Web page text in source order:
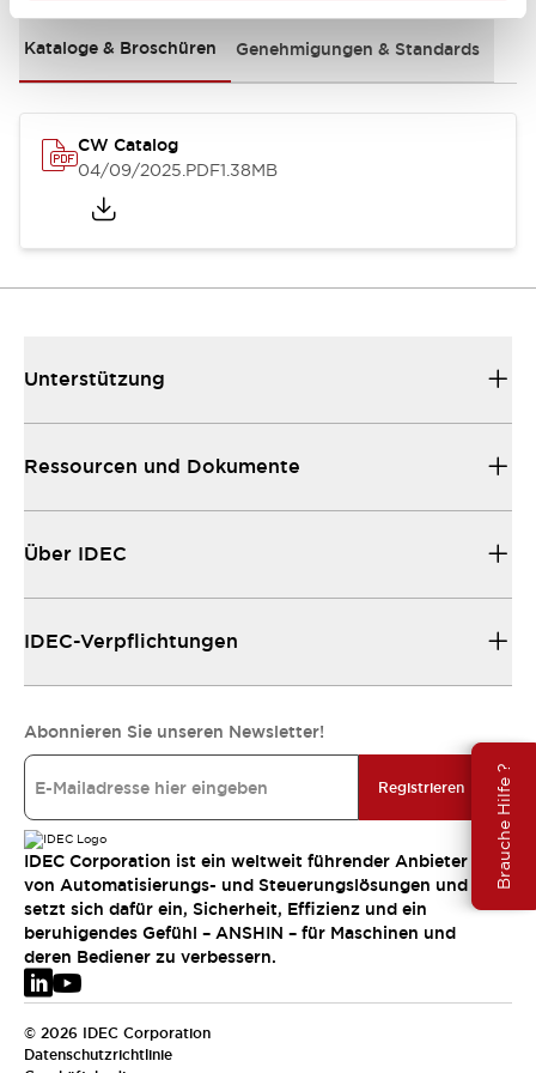
Brauche Hilfe ?
Kataloge & Broschüren Genehmigungen & Standards
CW Catalog
04/09/2025.PDF1.38MB
Unterstützung
Ressourcen und Dokumente
Über IDEC
IDEC-Verpflichtungen
Abonnieren Sie unseren Newsletter!
Registrieren
IDEC Corporation ist ein weltweit führender Anbieter
von Automatisierungs- und Steuerungslösungen und
setzt sich dafür ein, Sicherheit, Effizienz und ein
beruhigendes Gefühl – ANSHIN – für Maschinen und
deren Bediener zu verbessern.
© 2026 IDEC Corporation
Datenschutzrichtlinie